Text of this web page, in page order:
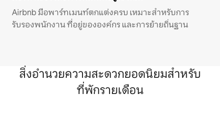
Airbnb มีอพาร์ทเมนท์ตกแต่งครบ เหมาะสำหรับการ
รับรองพนักงาน ที่อยู่ขององค์กร และการย้ายถิ่นฐาน
สิ่งอำนวยความสะดวกยอดนิยมสำหรับ
ที่พักรายเดือน